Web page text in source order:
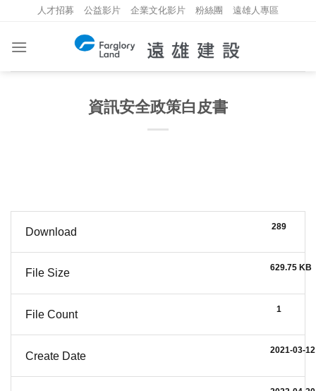
content
人才招募 公益影片 企業文化影片 粉絲團 遠雄人專區
資訊安全政策白皮書
Download 289
File Size 629.75 KB
File Count 1
Create Date 2021-03-12